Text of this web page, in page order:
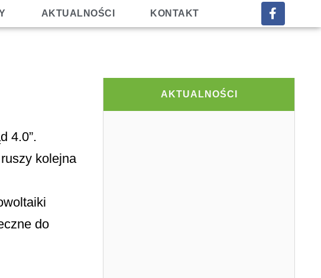
AKTUALNOŚCI KONTAKT
4.0”.
kolejna
do
AKTUALNOŚCI